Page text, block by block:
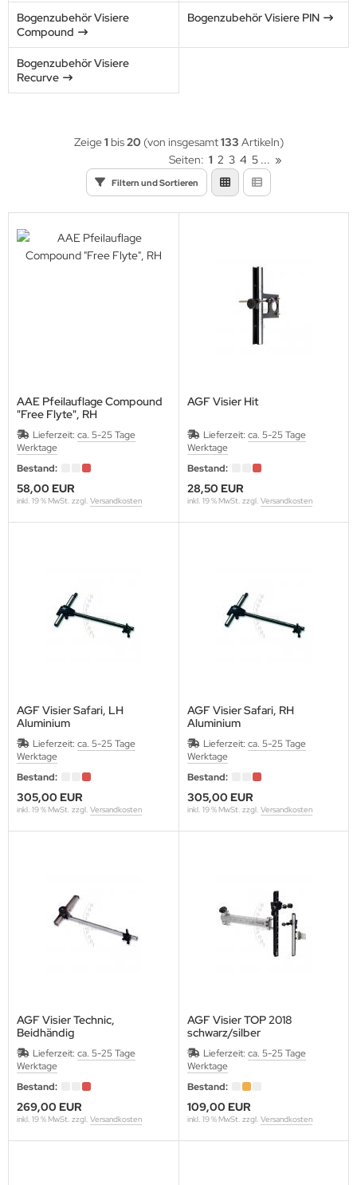
Bogenzubehör Visiere
Compound
Bogenzubehör Visiere PIN
Bogenzubehör Visiere
Recurve
Filtern und Sortieren
Zeige1 bis20 (von insgesamt133 Artikeln)
Seiten: 1 2 3 4 5 ... »
AAE Pfeilauflage Compound
"Free Flyte", RH
Lieferzeit: ca. 5-25 Tage
Werktage
Bestand:
58,00 EUR
inkl. 19 % MwSt. zzgl. Versandkosten
AGF Visier Hit
Lieferzeit: ca. 5-25 Tage
Werktage
Bestand:
28,50 EUR
inkl. 19 % MwSt. zzgl. Versandkosten
AGF Visier Safari, LH
Aluminium
Lieferzeit: ca. 5-25 Tage
Werktage
Bestand:
305,00 EUR
inkl. 19 % MwSt. zzgl. Versandkosten
AGF Visier Safari, RH
Aluminium
Lieferzeit: ca. 5-25 Tage
Werktage
Bestand:
305,00 EUR
inkl. 19 % MwSt. zzgl. Versandkosten
AGF Visier Technic,
Beidhändig
Aluminium
Lieferzeit: ca. 5-25 Tage
Werktage
Bestand:
269,00 EUR
inkl. 19 % MwSt. zzgl. Versandkosten
AGF Visier TOP 2018
schwarz/silber
Lieferzeit: ca. 5-25 Tage
Werktage
Bestand:
109,00 EUR
inkl. 19 % MwSt. zzgl. Versandkosten
Spitzen
EAGLE
FLASH ARCHERY
WIDOW
STEEL
ARCHERY
EUPEN